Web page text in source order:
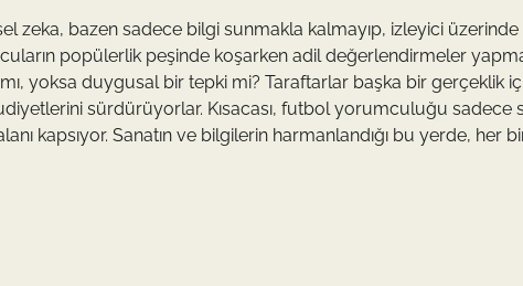
zeka, bazen sadece bilgi sunmakla kalmayıp, izleyici üzerinde
popülerlik peşinde koşarken adil değerlendirmeler
yoksa duygusal bir tepki mi? Taraftarlar başka bir gerçeklik
sürdürüyorlar. Kısacası, futbol yorumculuğu sadece
kapsıyor. Sanatın ve bilgilerin harmanlandığı bu yerde, her